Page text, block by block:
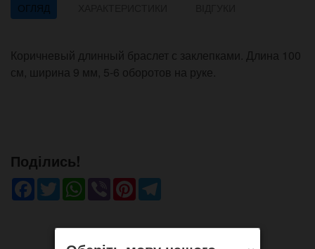
ОГЛЯД
Коричневый длинный браслет с заклепками. Длина 100
см, ширина 9 мм, 5-6 оборотов на руке.
Поділись!
Facebook
TwitterWhatsApp
ViberPinterest